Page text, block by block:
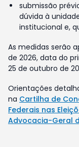
submissão
dúvida à
institucional e,
As medidas serão
de 2026, data do
25 de outubro de
Orientações
na Cartilha de
Federais nas
Advocacia-Geral